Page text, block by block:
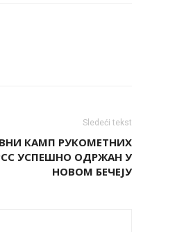
Sledeći tekst
КАМП РУКОМЕТНИХ
УСПЕШНО ОДРЖАН У
НОВОМ БЕЧЕЈУ